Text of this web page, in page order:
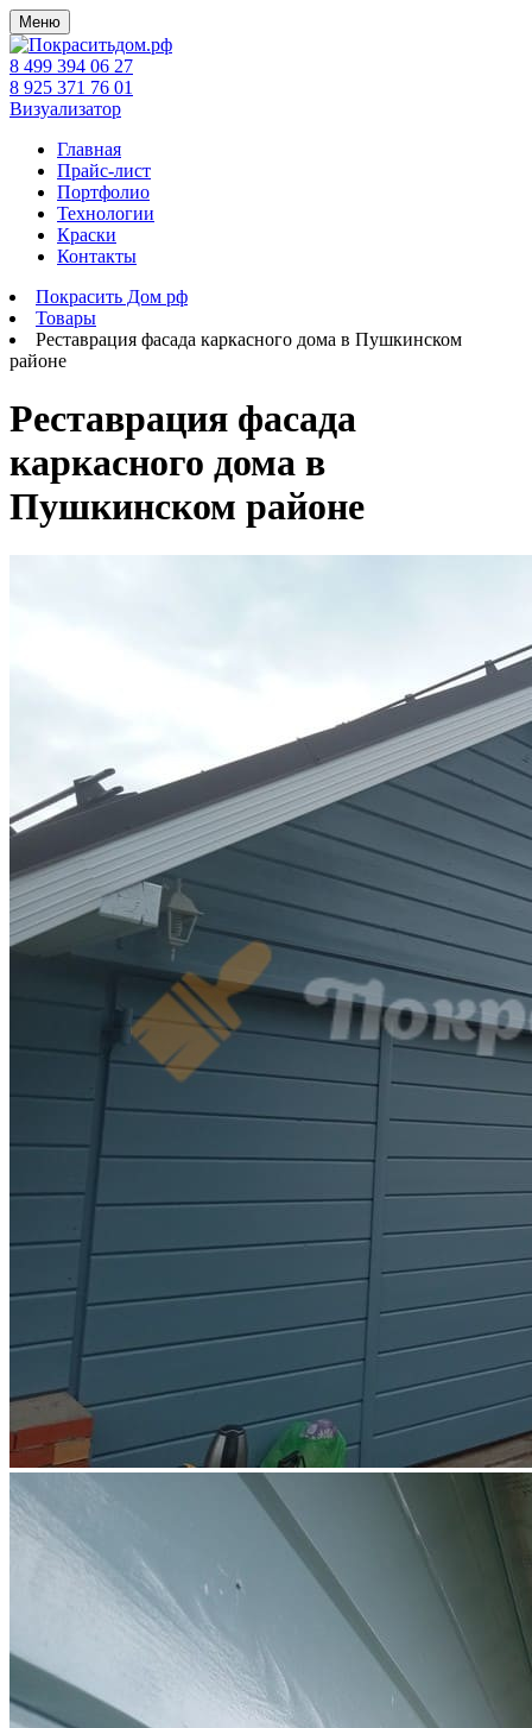
Меню
8 499 394 06 27
8 925 371 76 01
Визуализатор
Главная
Прайс-лист
Портфолио
Технологии
Краски
Контакты
Покрасить Дом рф
Товары
Реставрация фасада каркасного дома в Пушкинском
районе
Реставрация фасада
каркасного дома в
Пушкинском районе